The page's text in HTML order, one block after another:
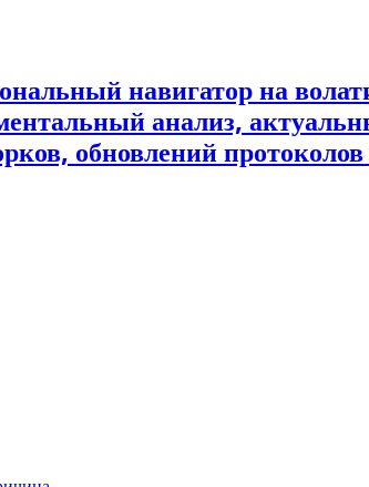
навигатор на
анализ,
обновлений